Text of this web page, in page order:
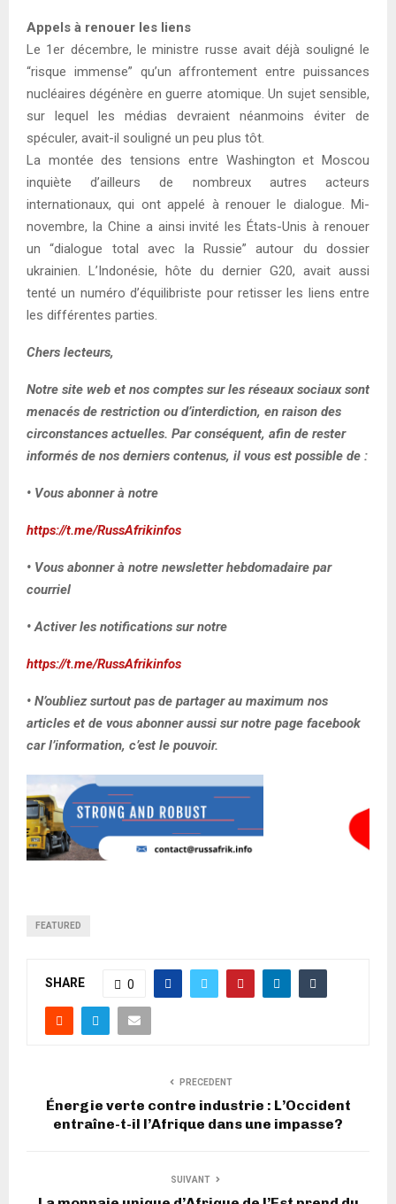
Appels à renouer les liens
Le 1er décembre, le ministre russe avait déjà souligné le
“risque immense” qu’un affrontement entre puissances
nucléaires dégénère en guerre atomique. Un sujet sensible,
sur lequel les médias devraient néanmoins éviter de
spéculer, avait-il souligné un peu plus tôt.
La montée des tensions entre Washington et Moscou
inquiète d’ailleurs de nombreux autres acteurs
internationaux, qui ont appelé à renouer le dialogue. Mi-
novembre, la Chine a ainsi invité les États-Unis à renouer
un “dialogue total avec la Russie” autour du dossier
ukrainien. L’Indonésie, hôte du dernier G20, avait aussi
tenté un numéro d’équilibriste pour retisser les liens entre
les différentes parties.
Chers lecteurs,
Notre site web et nos comptes sur les réseaux sociaux sont
menacés de restriction ou d’interdiction, en raison des
circonstances actuelles. Par conséquent, afin de rester
informés de nos derniers contenus, il vous est possible de :
• Vous abonner à notre
https://t.me/RussAfrikinfos
• Vous abonner à notre newsletter hebdomadaire par
courriel
• Activer les notifications sur notre
https://t.me/RussAfrikinfos
• N’oubliez surtout pas de partager au maximum nos
articles et de vous abonner aussi sur notre page facebook
car l’information, c’est le pouvoir.
FEATURED
SHARE 0
PRECEDENT
Énergie verte contre industrie : L’Occident
entraîne-t-il l’Afrique dans une impasse?
SUIVANT